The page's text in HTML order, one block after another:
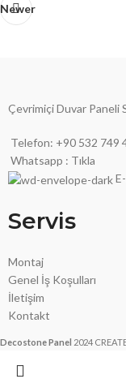
Newer
Çevrimiçi Duvar Paneli
Telefon: +90 532 749
Whatsapp : Tıkla
Servis
Montaj
Genel İş Koşulları
İletişim
Kontakt
Decostone Panel 2024